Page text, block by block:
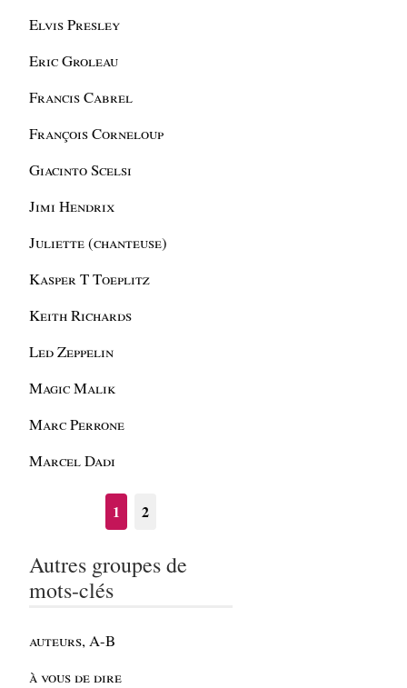
Elvis Presley
Eric Groleau
Francis Cabrel
François Corneloup
Giacinto Scelsi
Jimi Hendrix
Juliette (chanteuse)
Kasper T Toeplitz
Keith Richards
Led Zeppelin
Magic Malik
Marc Perrone
Marcel Dadi
1 2
Autres groupes de
mots-clés
auteurs, A-B
à vous de dire